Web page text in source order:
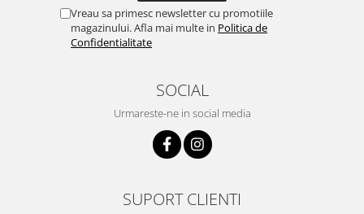
Vreau sa primesc newsletter cu promotiile
magazinului. Afla mai multe in Politica de
Confidentialitate
SOCIAL
Urmareste-ne in social media
SUPORT CLIENTI